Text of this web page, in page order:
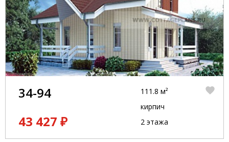
34-94
43 427 ₽
111.8 м²
кирпич
2 этажа